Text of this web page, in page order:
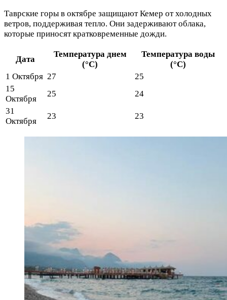
Таврские горы в октябре защищают Кемер от холодных
ветров, поддерживая тепло. Они задерживают облака,
которые приносят кратковременные дожди.
Дата
Температура днем
(°C)
Температура воды
(°C)
1 Октября 27
25
15
Октября
25
24
31
Октября
23 23